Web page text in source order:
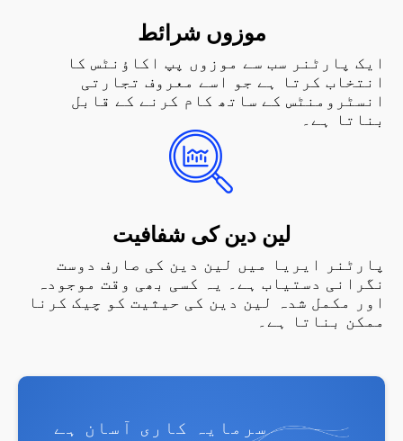
موزوں شرائط
ایک پارٹنر سب سے موزوں پپ اکاؤنٹس کا
انتخاب کرتا ہے جو اسے معروف تجارتی
انسٹرومنٹس کے ساتھ کام کرنے کے قابل
بناتا ہے۔
لین دین کی شفافیت
پارٹنر ایریا میں لین دین کی صارف دوست
نگرانی دستیاب ہے۔ یہ کسی بھی وقت موجودہ
اور مکمل شدہ لین دین کی حیثیت کو چیک کرنا
ممکن بناتا ہے۔
سرمایہ کاری آسان ہے